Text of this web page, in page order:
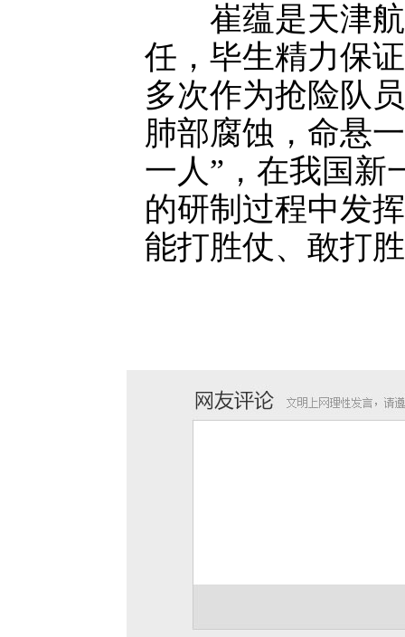
崔蕴是天津航
任，毕生精力保
多次作为抢险队
肺部腐蚀，命悬
一人”，在我国新
的研制过程中发
能打胜仗、敢打